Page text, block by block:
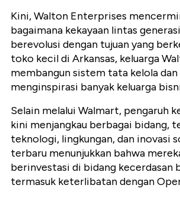
Kini, Walton Enterprises
bagaimana kekayaan lintas
berevolusi dengan tujuan yang
toko kecil di Arkansas, keluarga
membangun sistem tata kelola
menginspirasi banyak keluarga
Selain melalui Walmart, pengaruh
kini menjangkau berbagai bidang,
teknologi, lingkungan, dan inovasi
terbaru menunjukkan bahwa
berinvestasi di bidang kecerdasan
termasuk keterlibatan dengan